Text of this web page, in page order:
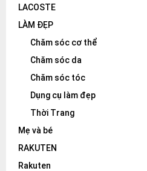
LACOSTE
LÀM ĐẸP
Chăm sóc cơ thể
Chăm sóc da
Chăm sóc tóc
Dụng cụ làm đẹp
Thời Trang
Mẹ và bé
RAKUTEN
Rakuten